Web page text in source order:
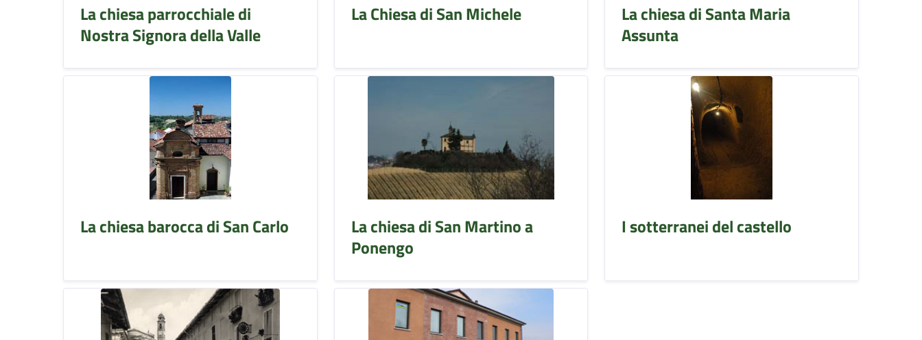
La chiesa parrocchiale di
Nostra Signora della Valle
La Chiesa di San Michele
La chiesa di Santa Maria
Assunta
La chiesa barocca di San Carlo
La chiesa di San Martino a
Ponengo
I sotterranei del castello